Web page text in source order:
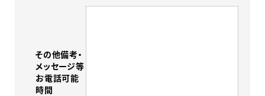
その他備考・
メッセージ等
お電話可能
時間